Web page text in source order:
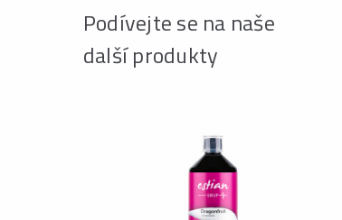
Podívejte se na naše
další produkty